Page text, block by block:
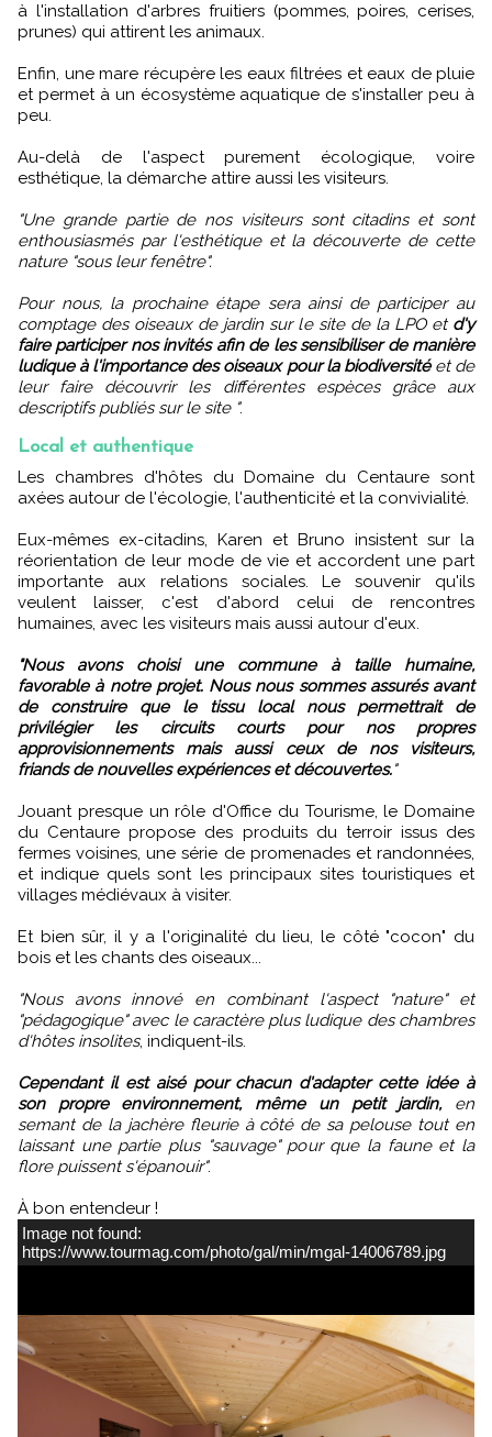
à l'installation d'arbres fruitiers (pommes, poires, cerises,
prunes) qui attirent les animaux.
Enfin, une mare récupère les eaux filtrées et eaux de pluie
et permet à un écosystème aquatique de s'installer peu à
peu.
Au-delà de l'aspect purement écologique, voire
esthétique, la démarche attire aussi les visiteurs.
"Une grande partie de nos visiteurs sont citadins et sont
enthousiasmés par l'esthétique et la découverte de cette
nature "sous leur fenêtre".
Pour nous, la prochaine étape sera ainsi de participer au
comptage des oiseaux de jardin sur le site de la LPO et d'y
faire participer nos invités afin de les sensibiliser de manière
ludique à l'importance des oiseaux pour la biodiversitéet de
leur faire découvrir les différentes espèces grâce aux
descriptifs publiés sur le site ".
Local et authentique
Les chambres d'hôtes du Domaine du Centaure sont
axées autour de l'écologie, l'authenticité et la convivialité.
Eux-mêmes ex-citadins, Karen et Bruno insistent sur la
réorientation de leur mode de vie et accordent une part
importante aux relations sociales. Le souvenir qu'ils
veulent laisser, c'est d'abord celui de rencontres
humaines, avec les visiteurs mais aussi autour d'eux.
"Nous avons choisi une commune à taille humaine,
favorable à notre projet. Nous nous sommes assurés avant
de construire que le tissu local nous permettrait de
privilégier les circuits courts pour nos propres
approvisionnements mais aussi ceux de nos visiteurs,
friands de nouvelles expériences et découvertes."
Jouant presque un rôle d'Office du Tourisme, le Domaine
du Centaure propose des produits du terroir issus des
fermes voisines, une série de promenades et randonnées,
et indique quels sont les principaux sites touristiques et
villages médiévaux à visiter.
Et bien sûr, il y a l'originalité du lieu, le côté "cocon" du
bois et les chants des oiseaux...
"Nous avons innové en combinant l'aspect "nature" et
"pédagogique" avec le caractère plus ludique des chambres
d'hôtes insolites, indiquent-ils.
Cependant il est aisé pour chacun d'adapter cette idée à
son propre environnement, même un petit jardin,
en
semant de la jachère fleurie à côté de sa pelouse tout en
laissant une partie plus "sauvage" pour que la faune et la
flore puissent s'épanouir".
À bon entendeur !
Image not found:
https://www.tourmag.com/photo/gal/min/mgal-14006789.jpg